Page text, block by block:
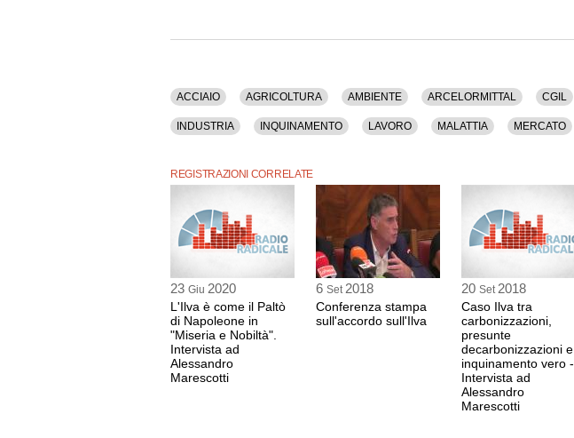
ACCIAIO AGRICOLTURA AMBIENTE ARCELORMITTAL CGIL
INDUSTRIA INQUINAMENTO LAVORO MALATTIA MERCATO
REGISTRAZIONI CORRELATE
23 Giu 2020
L'Ilva è come il Paltò
di Napoleone in
"Miseria e Nobiltà".
Intervista ad
Alessandro
Marescotti
6 Set 2018
Conferenza stampa
sull'accordo sull'Ilva
20 Set 2018
Caso Ilva tra
carbonizzazioni,
presunte
decarbonizzazioni e
inquinamento vero -
Intervista ad
Alessandro
Marescotti